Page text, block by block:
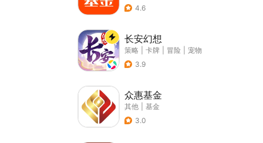
4.6
长安幻想
策略 卡牌 冒险
宠物
3.9
众惠基金
其他
基金
3.0